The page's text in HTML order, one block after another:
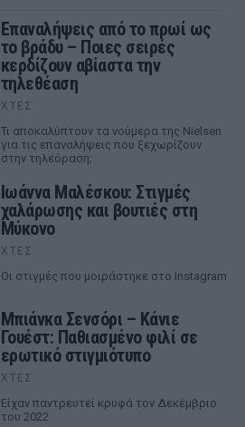
Επαναλήψεις από το πρωί ως
το βράδυ – Ποιες σειρές
κερδίζουν αβίαστα την
τηλεθέαση
ΧΤΕΣ
Τι αποκαλύπτουν τα νούμερα της Nielsen
για τις επαναλήψεις που ξεχωρίζουν
στην τηλεόραση;
Ιωάννα Μαλέσκου: Στιγμές
χαλάρωσης και βουτιές στη
Μύκονο
ΧΤΕΣ
Οι στιγμές που μοιράστηκε στο Instagram
Μπιάνκα Σενσόρι – Κάνιε
Γουέστ: Παθιασμένο φιλί σε
ερωτικό στιγμιότυπο
ΧΤΕΣ
Είχαν παντρευτεί κρυφά τον Δεκέμβριο
του 2022